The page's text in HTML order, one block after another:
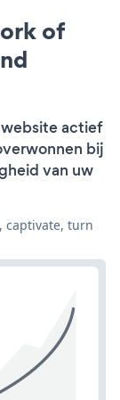
of
actief
bij
van uw
captivate, turn